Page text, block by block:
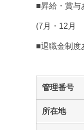
■昇給・賞与
(7月・12月
■退職金制度
管理番号
所在地